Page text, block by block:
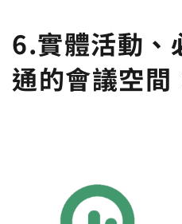
6.實體活動、
通的會議空間